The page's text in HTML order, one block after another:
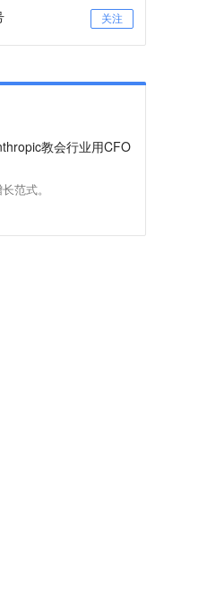
关注
教会行业用CFO
范式。